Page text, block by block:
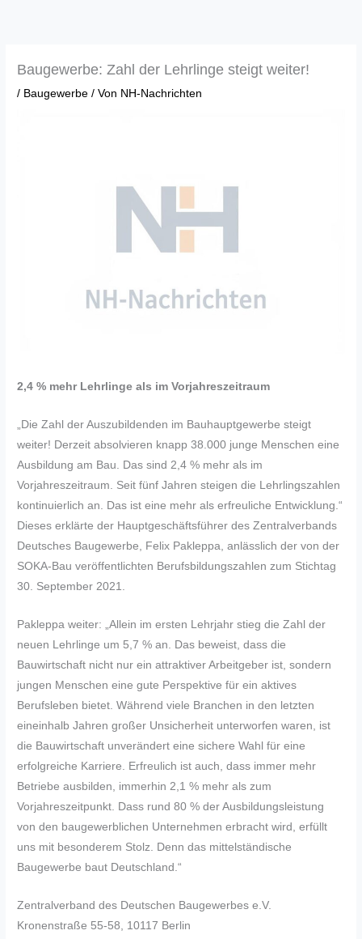
Baugewerbe: Zahl der Lehrlinge steigt weiter!
/ Baugewerbe / Von NH-Nachrichten
2,4 % mehr Lehrlinge als im Vorjahreszeitraum
„Die Zahl der Auszubildenden im Bauhauptgewerbe steigt
weiter! Derzeit absolvieren knapp 38.000 junge Menschen eine
Ausbildung am Bau. Das sind 2,4 % mehr als im
Vorjahreszeitraum. Seit fünf Jahren steigen die Lehrlingszahlen
kontinuierlich an. Das ist eine mehr als erfreuliche Entwicklung.“
Dieses erklärte der Hauptgeschäftsführer des Zentralverbands
Deutsches Baugewerbe, Felix Pakleppa, anlässlich der von der
SOKA-Bau veröffentlichten Berufsbildungszahlen zum Stichtag
30. September 2021.
Pakleppa weiter: „Allein im ersten Lehrjahr stieg die Zahl der
neuen Lehrlinge um 5,7 % an. Das beweist, dass die
Bauwirtschaft nicht nur ein attraktiver Arbeitgeber ist, sondern
jungen Menschen eine gute Perspektive für ein aktives
Berufsleben bietet. Während viele Branchen in den letzten
eineinhalb Jahren großer Unsicherheit unterworfen waren, ist
die Bauwirtschaft unverändert eine sichere Wahl für eine
erfolgreiche Karriere. Erfreulich ist auch, dass immer mehr
Betriebe ausbilden, immerhin 2,1 % mehr als zum
Vorjahreszeitpunkt. Dass rund 80 % der Ausbildungsleistung
von den baugewerblichen Unternehmen erbracht wird, erfüllt
uns mit besonderem Stolz. Denn das mittelständische
Baugewerbe baut Deutschland.“
Zentralverband des Deutschen Baugewerbes e.V.
Kronenstraße 55-58, 10117 Berlin